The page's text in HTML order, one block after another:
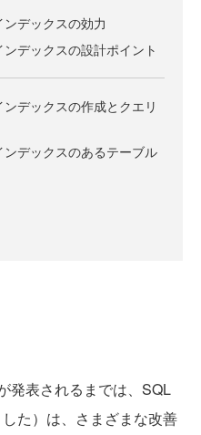
デックスの効力
デックスの設計ポイント
デックスの作成とクエリ
ンデックスのあるテーブル
発表されるまでは、SQL
た）は、さまざまな改善